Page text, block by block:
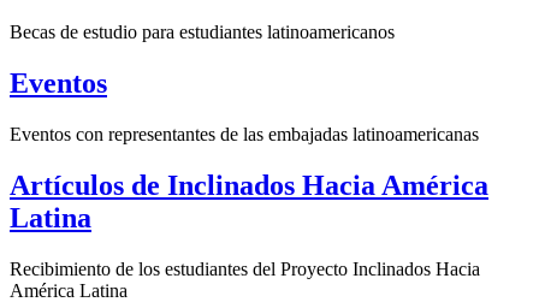
Becas de estudio para estudiantes latinoamericanos
Eventos
Eventos con representantes de las embajadas latinoamericanas
Artículos de Inclinados Hacia América
Latina
Recibimiento de los estudiantes del Proyecto Inclinados Hacia
América Latina